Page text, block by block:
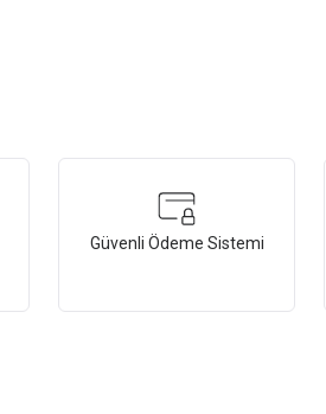
Güvenli Ödeme Sistemi